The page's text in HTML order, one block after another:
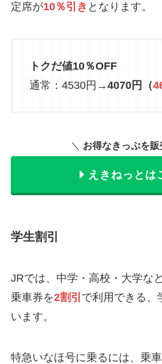
定席が10％引き となります。
トクだ値10％OFF
通常：4530円→4070円（
＼ お得なきっぷを販
えきねっとは
学生割引
JRでは、中学・高校・大学な
乗車券を2割引 で利用できる、
います。
特急いなほ号に乗るには、乗